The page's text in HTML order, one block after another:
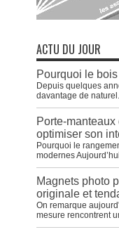
ACTU DU JOUR
Pourquoi le
Depuis quelques
davantage de
Porte-
optimiser son
Pourquoi le
modernes
Magnets photo
originale et
On remarque
mesure rencontrent